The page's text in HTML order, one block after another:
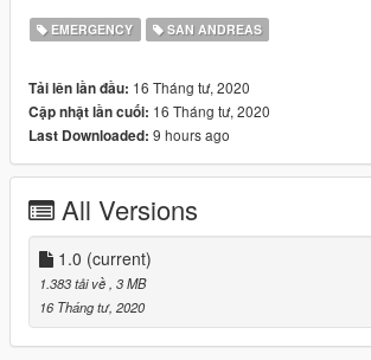
EMERGENCY SAN ANDREAS
Tải lên lần đầu: 16 Tháng tư, 2020
Cập nhật lần cuối: 16 Tháng tư, 2020
Last Downloaded: 9 hours ago
All Versions
1.0 (current)
1.383 tải về , 3 MB
16 Tháng tư, 2020